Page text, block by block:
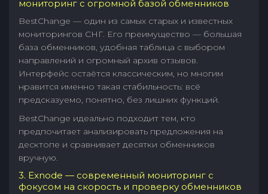
мониторинг с огромной базой обменников
BestChange — один из самых старых и известных
мониторингов СНГ. Его преимущество — большая
база обменников, удобная таблица с выбором
направлений и огромный архив отзывов.
Интерфейс остаётся классическим, но многим
нравится именно такая стабильность: всё
предсказуемо, понятно, без лишних функций.
BestChange идеально подходит тем, кто
предпочитает анализировать предложения на
десктопе и сравнивает десятки обменников
вручную.
3. Exnode — современный мониторинг с
фокусом на скорость и проверку обменников